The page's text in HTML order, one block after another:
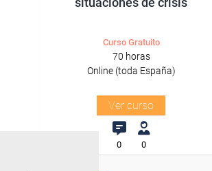
Curso Gratuito
70 horas
Online (toda España)
Ver curso
0 0